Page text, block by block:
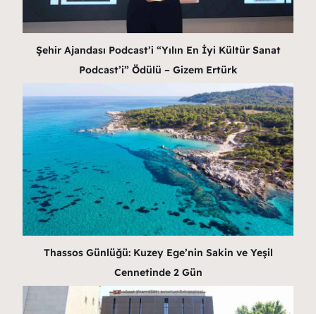
Şehir Ajandası Podcast’i “Yılın En İyi Kültür Sanat
Podcast’i” Ödülü – Gizem Ertürk
Thassos Günlüğü: Kuzey Ege’nin Sakin ve Yeşil
Cennetinde 2 Gün